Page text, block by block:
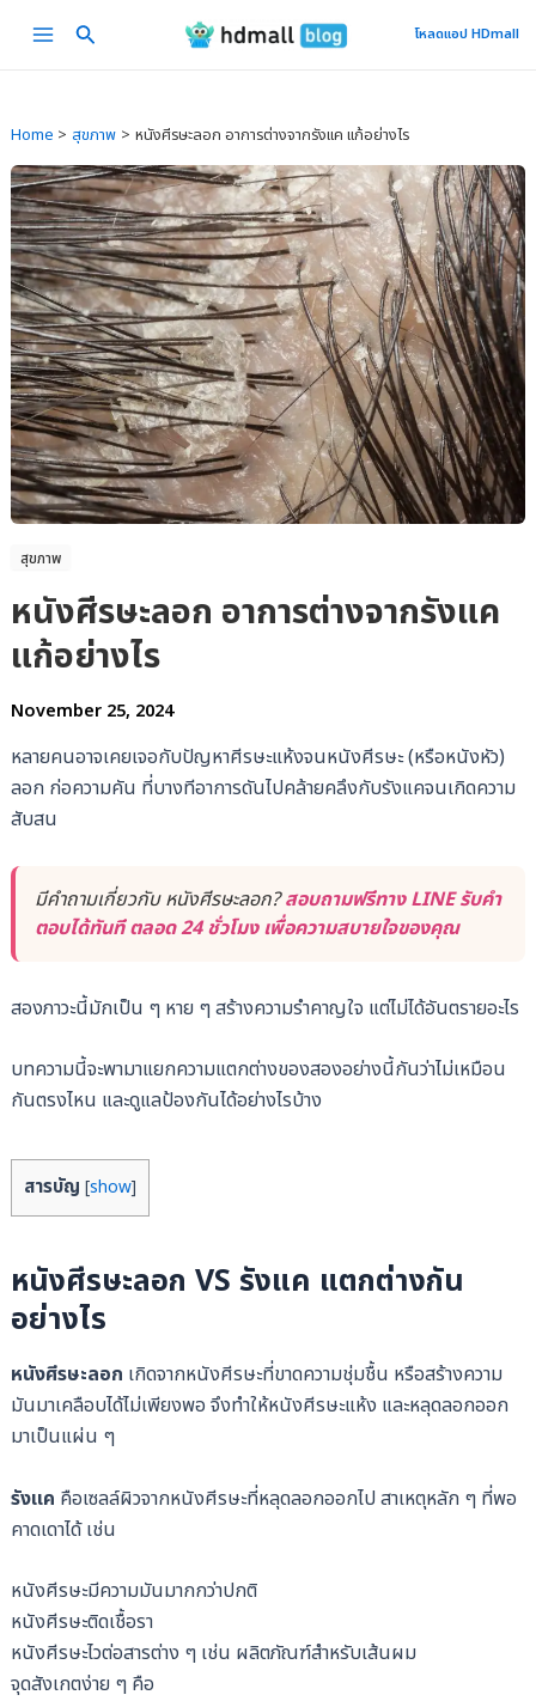
Main
โหลดแอป HDmall
Home สุขภาพ หนังศีรษะลอก อาการต่างจากรังแค แก้อย่างไร
สุขภาพ
หนังศีรษะลอก อาการต่างจากรังแค
แก้อย่างไร
November 25, 2024
หลายคนอาจเคยเจอกับปัญหาศีรษะแห้งจนหนังศีรษะ (หรือหนังหัว)
ลอก ก่อความคัน ที่บางทีอาการดันไปคล้ายคลึงกับรังแคจนเกิดความ
สับสน
มีคำถามเกี่ยวกับ หนังศีรษะลอก?สอบถามฟรีทาง LINE รับคำ
ตอบได้ทันที ตลอด 24 ชั่วโมง เพื่อความสบายใจของคุณ
สองภาวะนี้มักเป็น ๆ หาย ๆ สร้างความรำคาญใจ แต่ไม่ได้อันตรายอะไร
บทความนี้จะพามาแยกความแตกต่างของสองอย่างนี้กันว่าไม่เหมือน
กันตรงไหน และดูแลป้องกันได้อย่างไรบ้าง
สารบัญ [show]
หนังศีรษะลอก VS รังแค แตกต่างกัน
อย่างไร
หนังศีรษะลอก เกิดจากหนังศีรษะที่ขาดความชุ่มชื้น หรือสร้างความ
มันมาเคลือบได้ไม่เพียงพอ จึงทำให้หนังศีรษะแห้ง และหลุดลอกออก
มาเป็นแผ่น ๆ
รังแค คือเซลล์ผิวจากหนังศีรษะที่หลุดลอกออกไป สาเหตุหลัก ๆ ที่พอ
คาดเดาได้ เช่น
หนังศีรษะมีความมันมากกว่าปกติ
หนังศีรษะติดเชื้อรา
หนังศีรษะไวต่อสารต่าง ๆ เช่น ผลิตภัณฑ์สำหรับเส้นผม
จุดสังเกตง่าย ๆ คือ